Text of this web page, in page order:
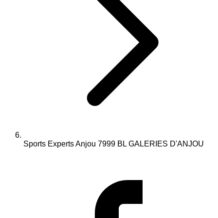
Sports Experts Anjou 7999 BL GALERIES D'ANJOU